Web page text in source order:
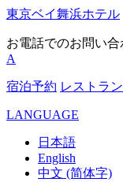
東京ベイ舞浜ホテル
お電話でのお問い合
A
宿泊予約 レストラ
LANGUAGE
日本語
English
中文 (简体字)